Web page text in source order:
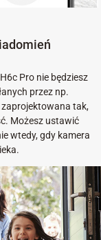
Pro nie będziesz
przez np.
tak,
Możesz ustawić
wtedy, gdy kamera